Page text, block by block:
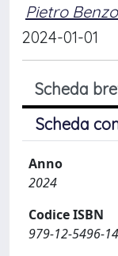
Pietro
2024-01-01
Scheda
Scheda
Anno
2024
Codice ISBN
979-12-5496-